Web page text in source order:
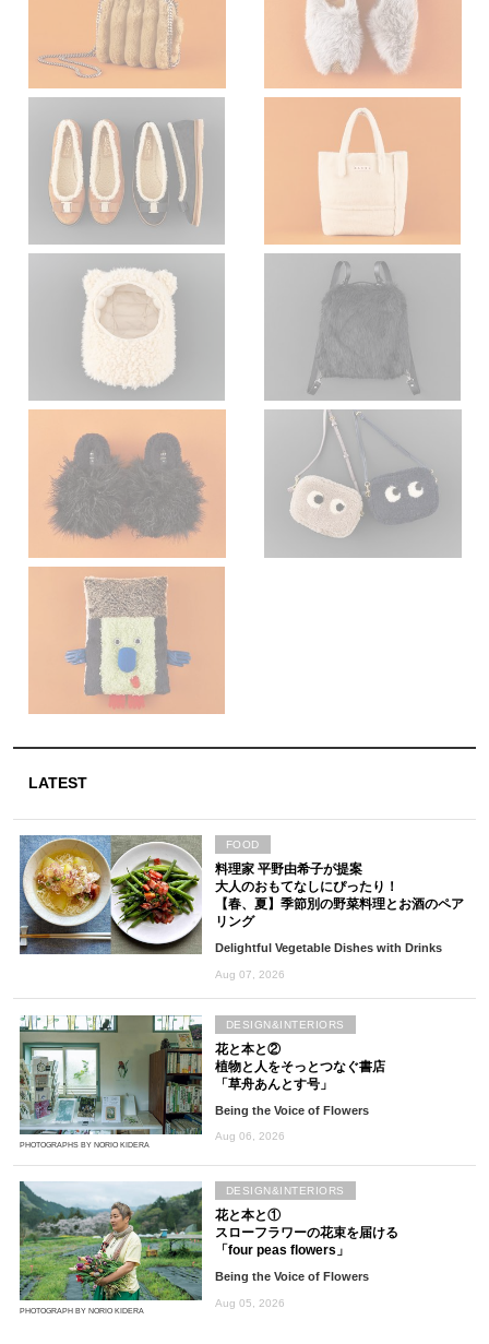
LATEST
料理家 平野由希子が提案
大人のおもてなしにぴったり！
【春、夏】季節別の野菜料理とお酒のペア
リング
Delightful Vegetable Dishes with Drinks
Aug 07, 2026
FOOD
PHOTOGRAPHS BY NORIO KIDERA
花と本と②
植物と人をそっとつなぐ書店
「草舟あんとす号」
Being the Voice of Flowers
Aug 06, 2026
DESIGN&INTERIORS
PHOTOGRAPH BY NORIO KIDERA
花と本と①
スローフラワーの花束を届ける
「four peas flowers」
Being the Voice of Flowers
Aug 05, 2026
DESIGN&INTERIORS